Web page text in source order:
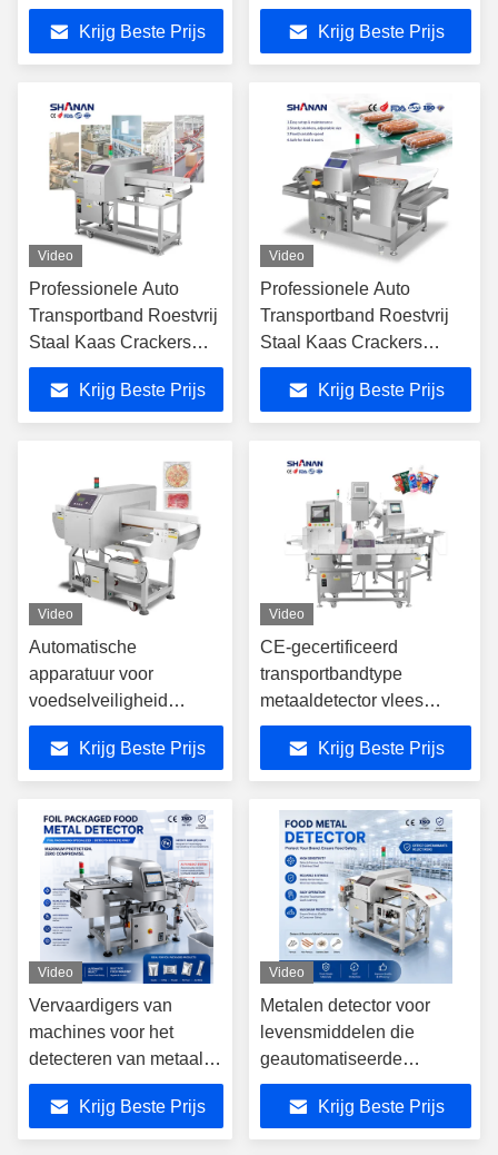
Metaldetector met
afwijzing CE ISO
gecertificeerd
Krijg Beste Prijs
industrie
Krijg Beste Prijs
Video
Professionele Auto
Transportband Roestvrij
Staal Kaas Crackers
Zeevruchten Grade Melk
Koekjes Vlees Voedsel
Metaaldetector CE
Krijg Beste Prijs
Video
Professionele Auto
Transportband Roestvrij
Staal Kaas Crackers
Zeevruchten Grade Melk
Koekjes Vlees Voedsel
Metaaldetector CE
Krijg Beste Prijs
Video
Automatische
apparatuur voor
voedselveiligheid
Geavanceerde
metaaldetectoren die
kwaliteit en naleving
waarborgen
Krijg Beste Prijs
Video
CE-gecertificeerd
transportbandtype
metaaldetector vlees
snoep dessert
metaaldetector
gevoeligheid
Voedingsmiddelenindustrie
Krijg Beste Prijs
Video
Vervaardigers van
machines voor het
detecteren van metaal
met afwijzing van
roestvrij staal
Krijg Beste Prijs
Video
Metalen detector voor
levensmiddelen die
geautomatiseerde
inspectieprocessen
ondersteunt om de
voedselveiligheid te
Krijg Beste Prijs